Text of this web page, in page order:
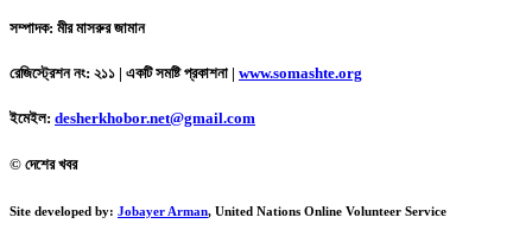
সম্পাদক: মীর মাসরুর জামান
রেজিস্ট্রেশন নং: ২১১ | একটি সমষ্টি প্রকাশনা | www.somashte.org
ইমেইল: desherkhobor.net@gmail.com
© দেশের খবর
Site developed by: Jobayer Arman, United Nations Online Volunteer Service